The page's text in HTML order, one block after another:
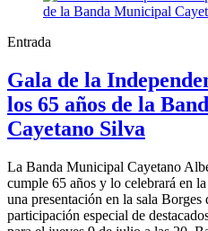
Entrada
Gala de la
los 65 años de la
Cayetano Silva
La Banda Municipal Cayetano
cumple 65 años y lo celebrará en
una presentación en la sala
participación especial de